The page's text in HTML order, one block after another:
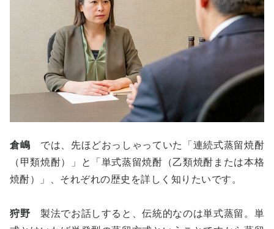
倉嶋 では、先ほどおっしゃっていた「連続式蒸留焼酎
（甲類焼酎）」と「単式蒸留焼酎（乙類焼酎または本格
焼酎）」、それぞれの歴史を詳しく知りたいです。
狩野 製法でお話しすると、伝統的なのは単式蒸留。単